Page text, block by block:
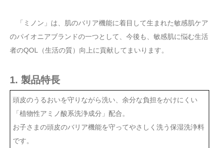
「ミノン」は、肌のバリア機能に着目して生まれた敏感肌ケア
のパイオニアブランドの一つとして、今後も、敏感肌に悩む生活
者のQOL（生活の質）向上に貢献してまいります。
1. 製品特長
頭皮のうるおいを守りながら洗い、余分な負担をかけにくい
「植物性アミノ酸系洗浄成分」配合。
お子さまの頭皮のバリア機能を守ってやさしく洗う保湿洗浄料
です。